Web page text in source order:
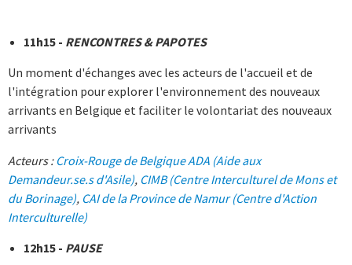
11h15 - RENCONTRES & PAPOTES
Un moment d'échanges avec les acteurs de l'accueil et de
l'intégration pour explorer l'environnement des nouveaux
arrivants en Belgique et faciliter le volontariat des nouveaux
arrivants
Acteurs : Croix-Rouge de Belgique ADA (Aide aux
Demandeur.se.s d'Asile), CIMB (Centre Interculturel de Mons et
du Borinage), CAI de la Province de Namur (Centre d'Action
Interculturelle)
12h15 - PAUSE